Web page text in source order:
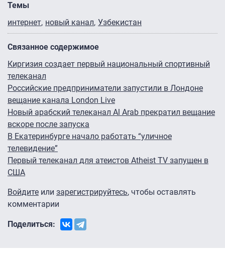
Темы
интернет новый канал Узбекистан
Связанное содержимое
Киргизия создает первый национальный спортивный
телеканал
Российские предприниматели запустили в Лондоне
вещание канала London Live
Новый арабский телеканал Al Arab прекратил вещание
вскоре после запуска
В Екатеринбурге начало работать “уличное
телевидение”
Первый телеканал для атеистов Atheist TV запущен в
США
Войдите или зарегистрируйтесь, чтобы оставлять
комментарии
Поделиться: